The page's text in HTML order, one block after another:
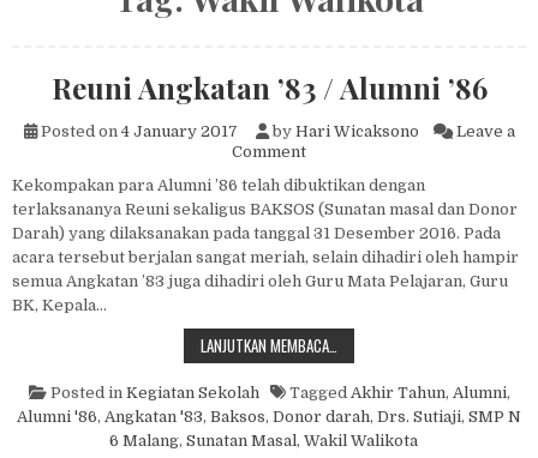
Reuni Angkatan ’83 / Alumni ’86
Posted on 4 January 2017 by Hari Wicaksono
Leave a
Commenton Reuni Angkatan ’83 /
Kekompakan para Alumni ’86 telah dibuktikan dengan
terlaksananya Reuni sekaligus BAKSOS (Sunatan masal dan Donor
Darah) yang dilaksanakan pada tanggal 31 Desember 2016. Pada
acara tersebut berjalan sangat meriah, selain dihadiri oleh hampir
semua Angkatan ’83 juga dihadiri oleh Guru Mata Pelajaran, Guru
BK, Kepala…
LANJUTKAN MEMBACA…
Posted in Kegiatan Sekolah Tagged Akhir Tahun, Alumni,
Alumni '86, Angkatan '83, Baksos, Donor darah, Drs. Sutiaji, SMP N
6 Malang, Sunatan Masal , Wakil Walikota